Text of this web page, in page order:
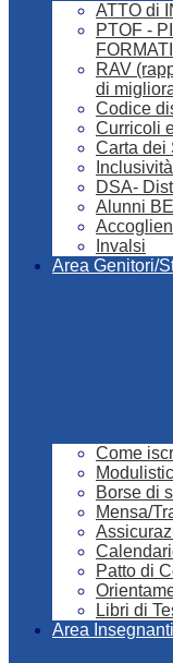
ATTO di
PTOF -
RAV
di
Codice
Curricoli
Carta dei
DSA-
Alunni
Invalsi
Area Genitori/
Come
Borse di
Mensa/
Patto di
Libri di
Area